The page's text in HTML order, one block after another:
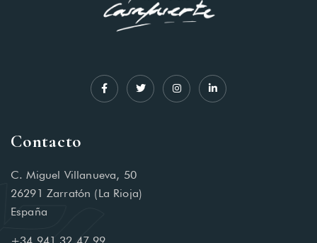
Contacto
C. Miguel Villanueva, 50
26291 Zarratón (La Rioja)
España
+34 941 32 47 99